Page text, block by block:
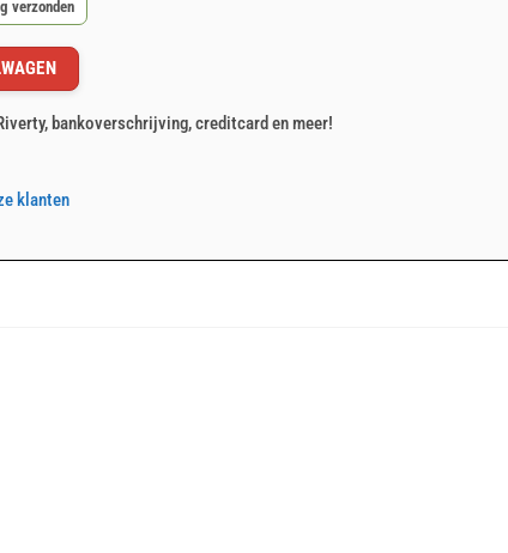
verzonden
bankoverschrijving, creditcard en meer!
klanten